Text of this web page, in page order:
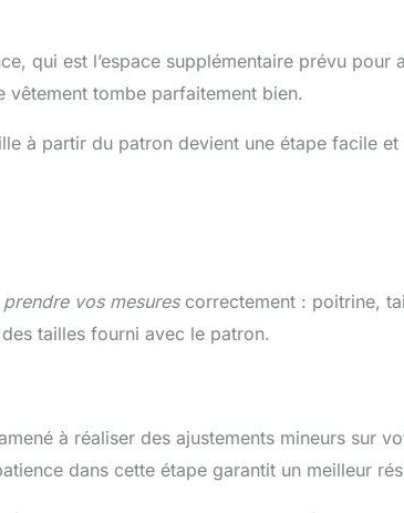
qui est l’espace supplémentaire prévu pour
vêtement tombe parfaitement bien.
à partir du patron devient une étape facile et
prendre vos mesurescorrectement : poitrine,
tailles fourni avec le patron.
à réaliser des ajustements mineurs sur
dans cette étape garantit un meilleur